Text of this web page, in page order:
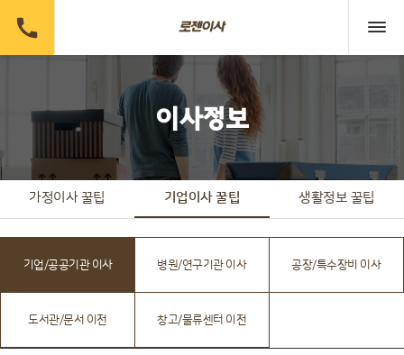

이사정보
가정이사 꿀팁 기업이사 꿀팁 생활정보 꿀팁
기업/공공기관 이사 병원/연구기관 이사 공장/특수장비 이사
도서관/문서 이전 창고/물류센터 이전